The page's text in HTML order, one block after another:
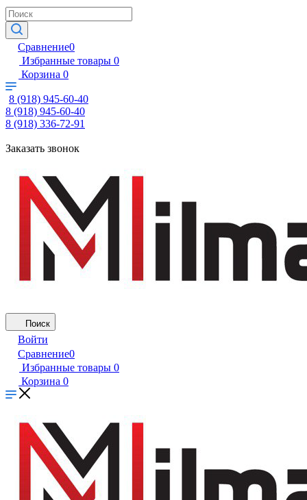
Сравнение0
Избранные товары 0
Корзина 0
8 (918) 945-60-40
8 (918) 945-60-40
8 (918) 336-72-91
Заказать звонок
Поиск
Войти
Сравнение0
Избранные товары 0
Корзина 0